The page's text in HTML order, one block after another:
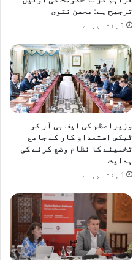
ترجیح ہے: محسن نقوی
1 ہفتہ پہلے
وزیراعظم کی ایف بی آر کو
ٹیکس استعدادِ کار کے جامع
تخمینے کا نظام وضع کرنے کی
ہدایت
1 ہفتہ پہلے